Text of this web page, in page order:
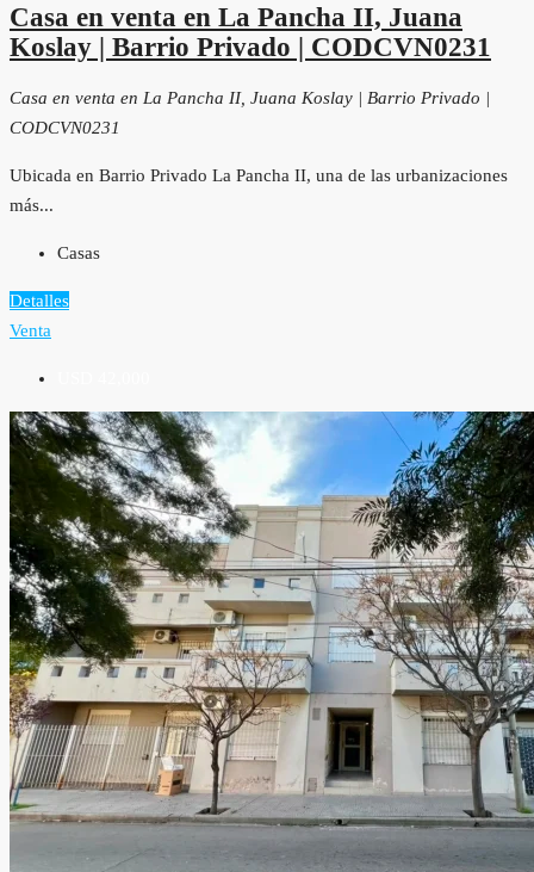
Casa en venta en La Pancha II, Juana
Koslay | Barrio Privado | CODCVN0231
Casa en venta en La Pancha II, Juana Koslay | Barrio Privado |
CODCVN0231
Ubicada en Barrio Privado La Pancha II, una de las urbanizaciones
más...
Casas
Detalles
Venta